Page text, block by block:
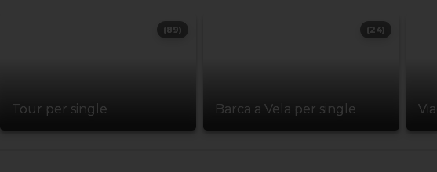
Tour per single
(89)
Barca a Vela per single
(24)